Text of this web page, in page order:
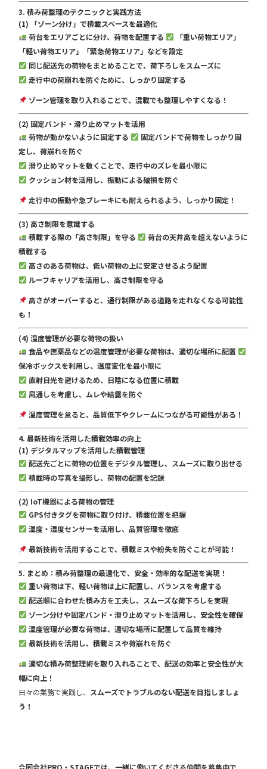
3. 積み荷整理のテクニックと実践方法
(1) 「ゾーン分け」で積載スペースを最適化
荷台をエリアごとに分け、荷物を配置する
「重い荷物エリア」
「軽い荷物エリア」「緊急荷物エリア」などを設定
同じ配送先の荷物をまとめることで、荷下ろしをスムーズに
走行中の荷崩れを防ぐために、しっかり固定する
ゾーン管理を取り入れることで、混載でも整理しやすくなる！
(2) 固定バンド・滑り止めマットを活用
荷物が動かないように固定する
固定バンドで荷物をしっかり固
定し、荷崩れを防ぐ
滑り止めマットを敷くことで、走行中のズレを最小限に
クッション材を活用し、振動による破損を防ぐ
走行中の振動や急ブレーキにも耐えられるよう、しっかり固定！
(3) 高さ制限を意識する
積載する際の「高さ制限」を守る
荷台の天井高を超えないように
積載する
高さのある荷物は、低い荷物の上に安定させるよう配置
ルーフキャリアを活用し、高さ制限を守る
高さがオーバーすると、通行制限がある道路を走れなくなる可能性
も！
(4) 温度管理が必要な荷物の扱い
食品や医薬品などの温度管理が必要な荷物は、適切な場所に配置
保冷ボックスを利用し、温度変化を最小限に
直射日光を避けるため、日陰になる位置に積載
風通しを考慮し、ムレや結露を防ぐ
温度管理を怠ると、品質低下やクレームにつながる可能性がある！
4. 最新技術を活用した積載効率の向上
(1) デジタルマップを活用した積載管理
配送先ごとに荷物の位置をデジタル管理し、スムーズに取り出せる
積載時の写真を撮影し、荷物の配置を記録
(2) IoT機器による荷物の管理
GPS付きタグを荷物に取り付け、積載位置を把握
温度・湿度センサーを活用し、品質管理を徹底
最新技術を活用することで、積載ミスや紛失を防ぐことが可能！
5. まとめ：積み荷整理の最適化で、安全・効率的な配送を実現！
重い荷物は下、軽い荷物は上に配置し、バランスを考慮する
配送順に合わせた積み方を工夫し、スムーズな荷下ろしを実現
ゾーン分けや固定バンド・滑り止めマットを活用し、安全性を確保
温度管理が必要な荷物は、適切な場所に配置して品質を維持
最新技術を活用し、積載ミスや荷崩れを防ぐ
適切な積み荷整理術を取り入れることで、配送の効率と安全性が大
幅に向上！
日々の業務で実践し、 スムーズでトラブルのない配送を目指しましょ
う！